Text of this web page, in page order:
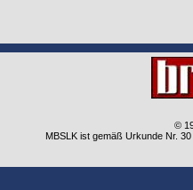
©
MBSLK ist gemäß Urkunde Nr.